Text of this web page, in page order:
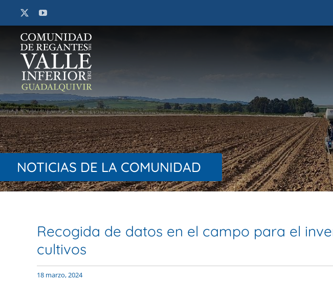
contenido
NOTICIAS DE LA COMUNIDAD
Recogida de datos en el campo para el
cultivos
18 marzo, 2024